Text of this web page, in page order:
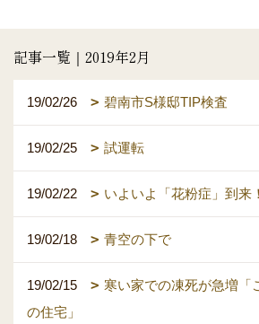
記事一覧｜2019年2月
19/02/26 碧南市S様邸TIP検査
19/02/25 試運転
19/02/22 いよいよ「花粉症」到来！
19/02/18 青空の下で
19/02/15
寒い家での凍死が急増「
の住宅」